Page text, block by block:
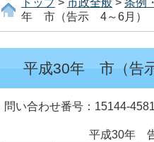
トップ> 市政全般 > 条例
年 市（告示 4～6月）
平成30年 市（告
問い合わせ番号：15144-
平成30年